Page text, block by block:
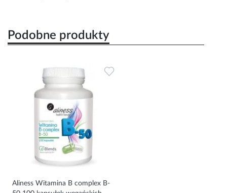
Podobne produkty
Aliness Witamina B complex B-
Dodaj do ulubionych